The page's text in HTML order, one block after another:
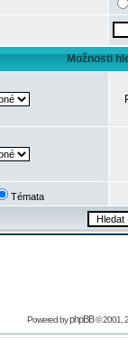
Možnosti
Témata
Powered byphpBB© 2001,